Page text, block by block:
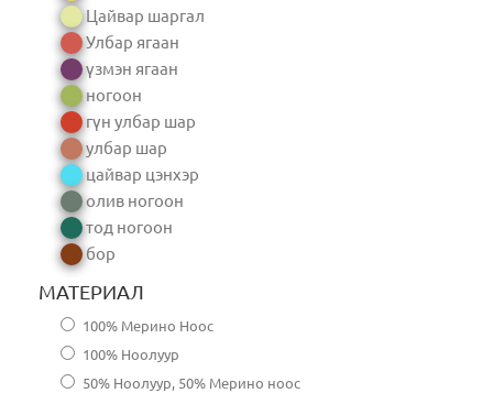
Цайвар шаргал
Улбар ягаан
үзмэн ягаан
ногоон
гүн улбар шар
улбар шар
цайвар цэнхэр
олив ногоон
тод ногоон
бор
МАТЕРИАЛ
100% Мерино Ноос
100% Ноолуур
50% Ноолуур, 50% Мерино ноос